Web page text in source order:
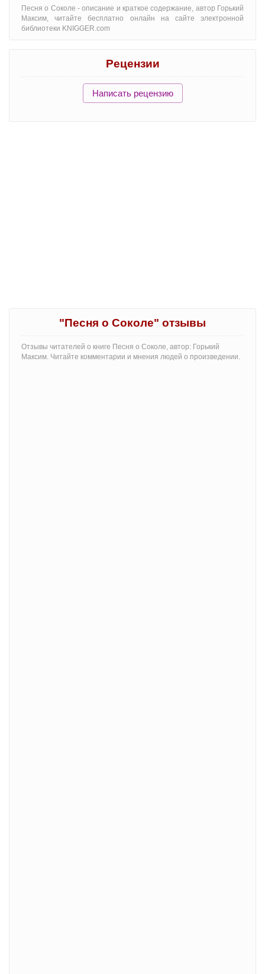
Песня о Соколе - oписание и краткое содержание, автор Горький
Максим, читайте бесплатно онлайн на сайте электронной
библиотеки KNIGGER.com
Рецензии
Написать рецензию
"Песня о Соколе" отзывы
Отзывы читателей о книге Песня о Соколе, автор: Горький
Максим. Читайте комментарии и мнения людей о произведении.